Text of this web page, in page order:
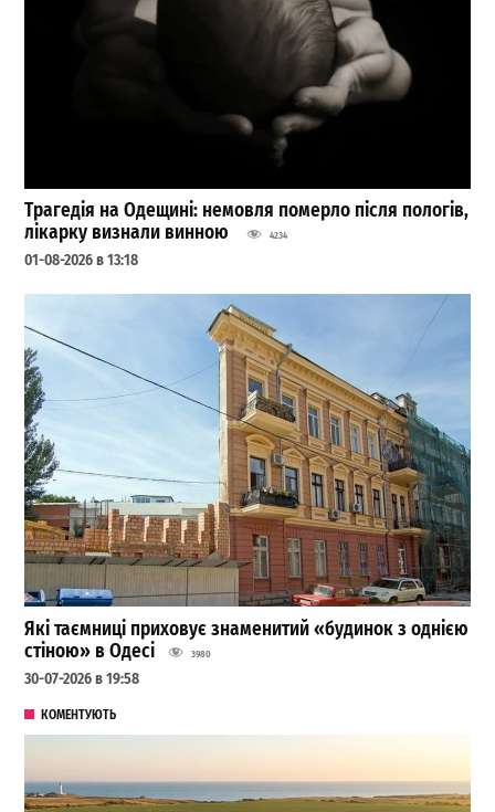
Трагедія на Одещині: немовля померло після пологів,
лікарку визнали винною
4234
01-08-2026 в 13:18
Які таємниці приховує знаменитий «будинок з однією
стіною» в Одесі
3980
30-07-2026 в 19:58
КОМЕНТУЮТЬ